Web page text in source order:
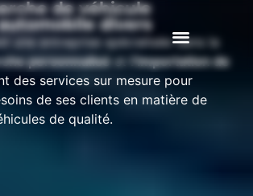
de véhicule
divers
une entreprise spécialisée dans la
personnaliséet l’importation de
des services sur mesure pour
de ses clients en matière de
de qualité.